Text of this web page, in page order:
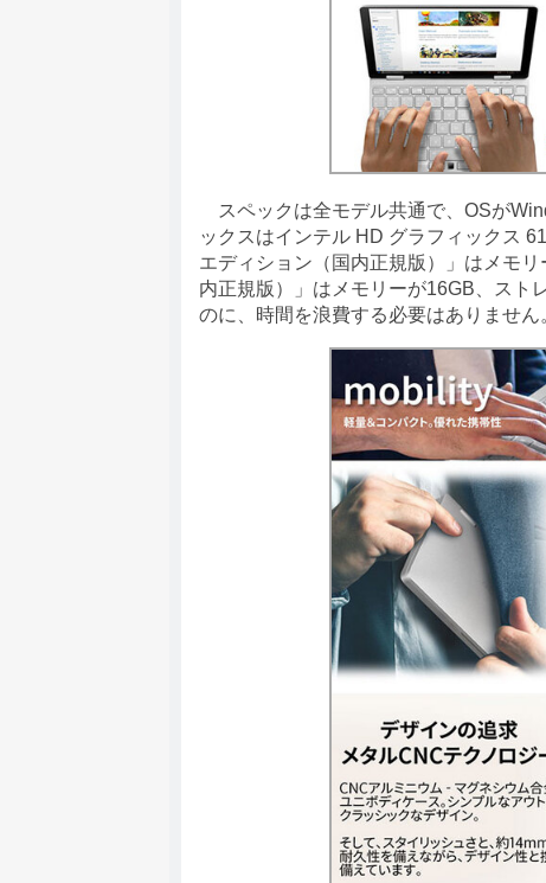
スペックは全モデル共通で、OSが
ックスはインテル HD グラフィックス
エディション（国内正規版）」はメモ
内正規版）」はメモリーが16GB、スト
のに、時間を浪費する必要はありません